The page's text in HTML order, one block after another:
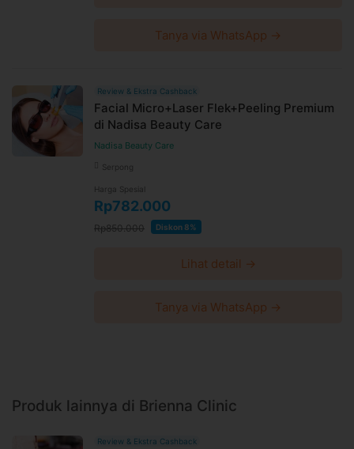
Tanya via WhatsApp →
Review & Ekstra Cashback
Facial Micro+Laser Flek+Peeling Premium
di Nadisa Beauty Care
Nadisa Beauty Care
Serpong
Harga Spesial
Rp782.000
Rp850.000 Diskon 8%
Lihat detail →
Tanya via WhatsApp →
Produk lainnya di Brienna Clinic
Review & Ekstra Cashback